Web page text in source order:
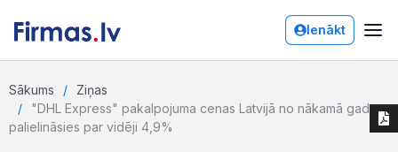
Ienākt
Sākums
Ziņas
"DHL Express" pakalpojuma cenas Latvijā no nākamā gada
palielināsies par vidēji 4,9%